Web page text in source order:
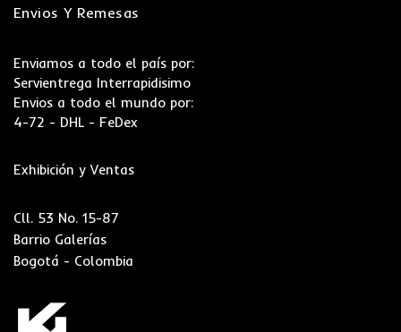
Envios Y Remesas
Enviamos a todo el país por:
Servientrega Interrapidisimo
Envios a todo el mundo por:
4-72 - DHL - FeDex
Exhibición y Ventas
Cll. 53 No. 15-87
Barrio Galerías
Bogotá - Colombia